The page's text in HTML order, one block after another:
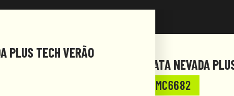
PLUS TECH VERÃO
BATA NEVADA
MC6682